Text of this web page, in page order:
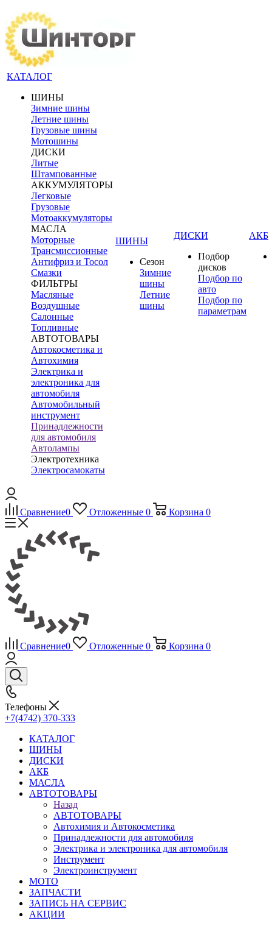
КАТАЛОГ
ШИНЫ
Зимние шины
Летние шины
Грузовые шины
Мотошины
ДИСКИ
Литые
Штампованные
АККУМУЛЯТОРЫ
Легковые
Грузовые
Мотоаккумуляторы
МАСЛА
Моторные
Трансмиссионные
Антифриз и Тосол
Смазки
ФИЛЬТРЫ
Масляные
Воздушные
Салонные
Топливные
АВТОТОВАРЫ
Автокосметика и
Автохимия
Электрика и
электроника для
автомобиля
Автомобильный
инструмент
Принадлежности
для автомобиля
Автолампы
Электротехника
Электросамокаты
ШИНЫ
Сезон
Зимние
шины
Летние
шины
ДИСКИ
Подбор
дисков
Подбор по
авто
Подбор по
параметрам
АКБ
Сравнение0 Отложенные 0 Корзина 0
Сравнение0 Отложенные 0 Корзина 0
Телефоны
+7(4742) 370-333
КАТАЛОГ
ШИНЫ
ДИСКИ
АКБ
МАСЛА
АВТОТОВАРЫ
Назад
АВТОТОВАРЫ
Автохимия и Автокосметика
Принадлежности для автомобиля
Электрика и электроника для автомобиля
Инструмент
Электроинструмент
МОТО
ЗАПЧАСТИ
ЗАПИСЬ НА СЕРВИС
АКЦИИ